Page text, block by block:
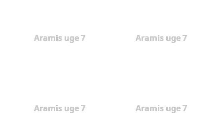
Aramis uge 7 Aramis uge 7
Aramis uge 7 Aramis uge 7